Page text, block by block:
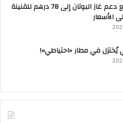
الدولة ترفع دعم غاز البوتان إلى 78 درهم للقنينة
الأسعار
في مطار «احتياطي»!